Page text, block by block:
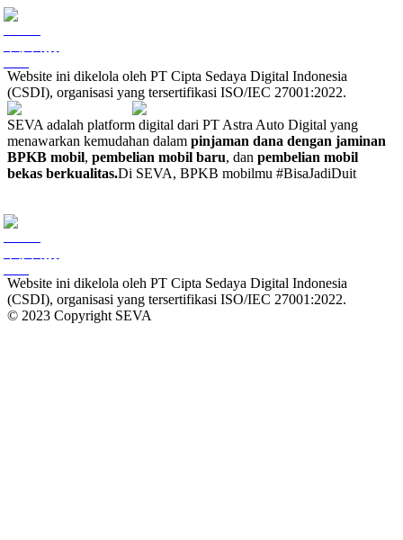
Website ini dikelola oleh PT Cipta Sedaya Digital Indonesia
(CSDI), organisasi yang tersertifikasi ISO/IEC 27001:2022.
SEVA adalah platform digital dari PT Astra Auto Digital yang
menawarkan kemudahan dalam pinjaman dana dengan jaminan
BPKB mobil, pembelian mobil baru, dan pembelian mobil
bekas berkualitas.Di SEVA, BPKB mobilmu #BisaJadiDuit
Website ini dikelola oleh PT Cipta Sedaya Digital Indonesia
(CSDI), organisasi yang tersertifikasi ISO/IEC 27001:2022.
© 2023 Copyright SEVA